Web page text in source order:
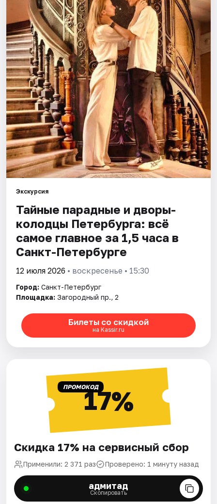
Города
Площадки
Артисты
Рейтинги
Экскурсия
Тайные парадные и дворы-
колодцы Петербурга: всё
самое главное за 1,5 часа в
Санкт-Петербурге
12 июля 2026 • воскресенье • 15:30
Город: Санкт-Петербург
Площадка: Загородный пр., 2
Билеты со скидкой
на Kassir.ru
ПРОМОКОД17%
Скидка 17% на сервисный сбор
Применили: 2 371 раз Проверено: 1 минуту назад
адмитад
Скопировать